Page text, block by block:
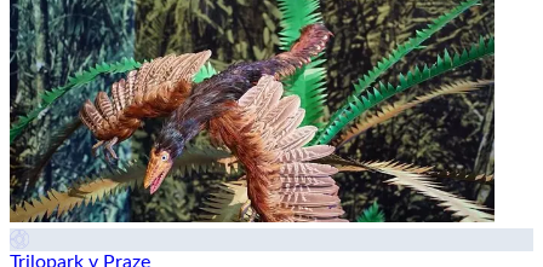
Trilopark v Praze